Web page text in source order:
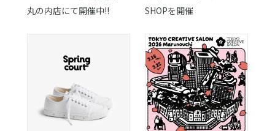
丸の内店にて開催中!!
SHOPを開催